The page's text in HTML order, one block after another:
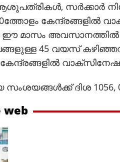
സര്‍ക്കാര്‍
മാസം
45 വയസ്
ദിശ 1056,
web